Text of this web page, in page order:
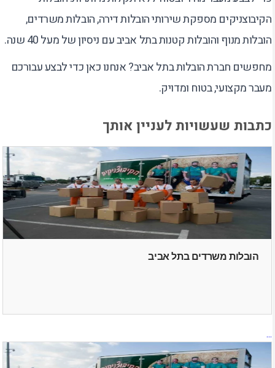
הקיבוצניקים מספקת שירותי הובלות דירה, הובלות משרדים,
הובלות מנוף והובלות קטנות בתל אביב עם ניסיון של מעל 40 שנה.
מחפשים חברת הובלות בתל אביב? אנחנו כאן כדי לבצע עבורכם
מעבר מקצועי, בטוח ומדויק.
כתבות שעשויות לעניין אותך
הובלות משרדים בתל אביב
...